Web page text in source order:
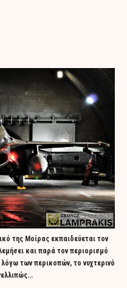
της Μοίρας εκπαιδεύεται τον
και παρά τον περιορισμό
των περικοπών, το νυχτερινό